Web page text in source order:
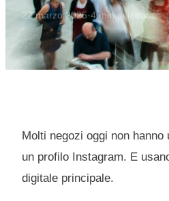
22 marzo 2025·4min di lettura
Molti negozi oggi non
un profilo Instagram. E
digitale principale.